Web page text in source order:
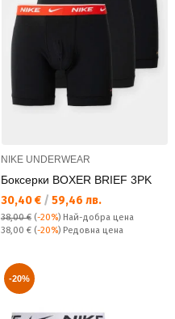
NIKE UNDERWEAR
Боксерки BOXER BRIEF 3PK
Текуща цена:
30,40 € / 59,46 лв.
38,00 € (-20%) Най-добра цена
Редовна цена:
38,00 € (-20%) Редовна цена
-20%